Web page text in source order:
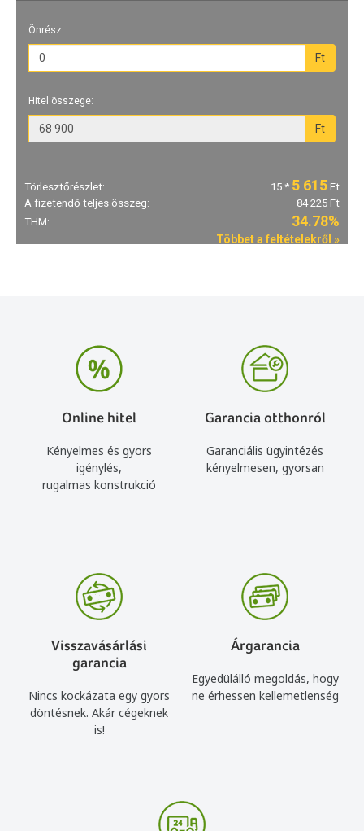
Online hitel
Kényelmes és gyors
igénylés,
rugalmas konstrukció
Garancia otthonról
Garanciális ügyintézés
kényelmesen, gyorsan
Visszavásárlási
garancia
Nincs kockázata egy gyors
döntésnek. Akár cégeknek
is!
Árgarancia
Egyedülálló megoldás, hogy
ne érhessen kellemetlenség